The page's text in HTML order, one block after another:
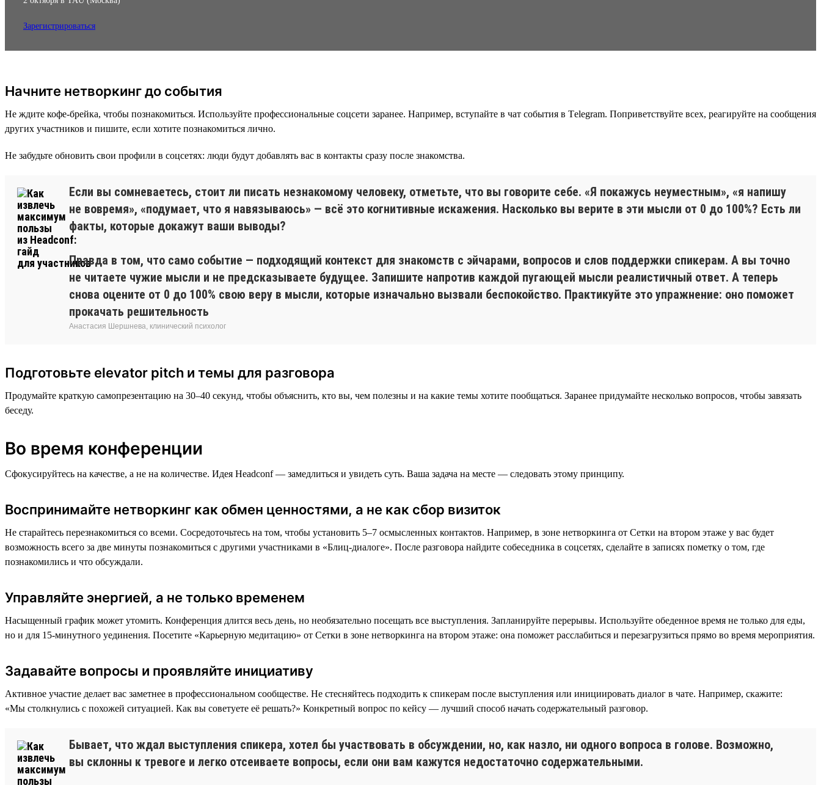
Зарегистрироваться
Начните нетворкинг до события
Не ждите кофе-брейка, чтобы познакомиться. Используйте профессиональные соцсети заранее. Например, вступайте в чат события в Тelegram. Поприветствуйте всех, реагируйте на сообщения
других участников и пишите, если хотите познакомиться лично.
Не забудьте обновить свои профили в соцсетях: люди будут добавлять вас в контакты сразу после знакомства.
Если вы сомневаетесь, стоит ли писать незнакомому человеку, отметьте, что вы говорите себе. «Я покажусь неуместным», «я напишу
не вовремя», «подумает, что я навязываюсь» — всё это когнитивные искажения. Насколько вы верите в эти мысли от 0 до 100%? Есть ли
факты, которые докажут ваши выводы?
Правда в том, что само событие — подходящий контекст для знакомств с эйчарами, вопросов и слов поддержки спикерам. А вы точно
не читаете чужие мысли и не предсказываете будущее. Запишите напротив каждой пугающей мысли реалистичный ответ. А теперь
снова оцените от 0 до 100% свою веру в мысли, которые изначально вызвали беспокойство. Практикуйте это упражнение: оно поможет
прокачать решительность
Анастасия Шершнева, клинический психолог
Подготовьте elevator pitch и темы для разговора
Продумайте краткую самопрезентацию на 30–40 секунд, чтобы объяснить, кто вы, чем полезны и на какие темы хотите пообщаться. Заранее придумайте несколько вопросов, чтобы завязать
беседу.
Во время конференции
Сфокусируйтесь на качестве, а не на количестве. Идея Headсonf — замедлиться и увидеть суть. Ваша задача на месте — следовать этому принципу.
Воспринимайте нетворкинг как обмен ценностями, а не как сбор визиток
Не старайтесь перезнакомиться со всеми. Сосредоточьтесь на том, чтобы установить 5–7 осмысленных контактов. Например, в зоне нетворкинга от Сетки на втором этаже у вас будет
возможность всего за две минуты познакомиться с другими участниками в «Блиц-диалоге». После разговора найдите собеседника в соцсетях, сделайте в записях пометку о том, где
познакомились и что обсуждали.
Управляйте энергией, а не только временем
Насыщенный график может утомить. Конференция длится весь день, но необязательно посещать все выступления. Запланируйте перерывы. Используйте обеденное время не только для еды,
но и для 15-минутного уединения. Посетите «Карьерную медитацию» от Сетки в зоне нетворкинга на втором этаже: она поможет расслабиться и перезагрузиться прямо во время мероприятия.
Задавайте вопросы и проявляйте инициативу
Активное участие делает вас заметнее в профессиональном сообществе. Не стесняйтесь подходить к спикерам после выступления или инициировать диалог в чате. Например, скажите:
«Мы столкнулись с похожей ситуацией. Как вы советуете её решать?» Конкретный вопрос по кейсу — лучший способ начать содержательный разговор.
Бывает, что ждал выступления спикера, хотел бы участвовать в обсуждении, но, как назло, ни одного вопроса в голове. Возможно,
вы склонны к тревоге и легко отсеиваете вопросы, если они вам кажутся недостаточно содержательными.